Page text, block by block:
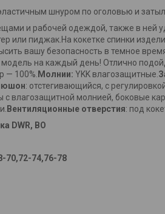
шнуром по оголовью и
и рабочей одеждой, также в ней
или пиджак.На кокетке спинки
вашу безопасность в темное
на каждый день! Отлично
— 100%. Молнии: YKK влагозащитные.
: отстегивающийся, с
с влагозащитной молнией, боковые
Вентиляционные отверстия: под
DWR, ВО
70,72-74,76-78